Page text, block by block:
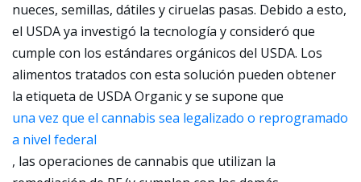
nueces, semillas, dátiles y ciruelas pasas. Debido a esto,
el USDA ya investigó la tecnología y consideró que
cumple con los estándares orgánicos del USDA. Los
alimentos tratados con esta solución pueden obtener
la etiqueta de USDA Organic y se supone que
una vez que el cannabis sea legalizado o reprogramado
a nivel federal
, las operaciones de cannabis que utilizan la